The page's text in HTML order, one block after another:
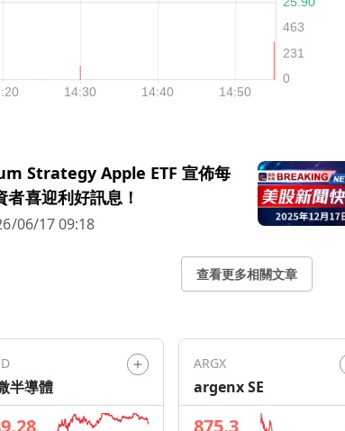
Strategy Apple ETF 宣佈每
喜迎利好訊息！
06/17 09:18
查看更多相關文章
半導體
ARGX
argenx SE
875.3